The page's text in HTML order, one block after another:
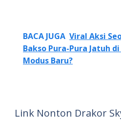
BACA JUGA Viral Aksi
Bakso Pura-Pura Jatuh
Modus Baru?
Link Nonton Drakor